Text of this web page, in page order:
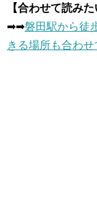
【合わせて読みた
➡︎➡︎磐田駅から徒
きる場所も合わせ